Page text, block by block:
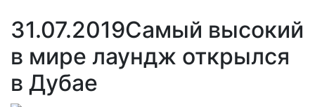
31.07.2019Самый высокий
в мире лаундж открылся
в Дубае